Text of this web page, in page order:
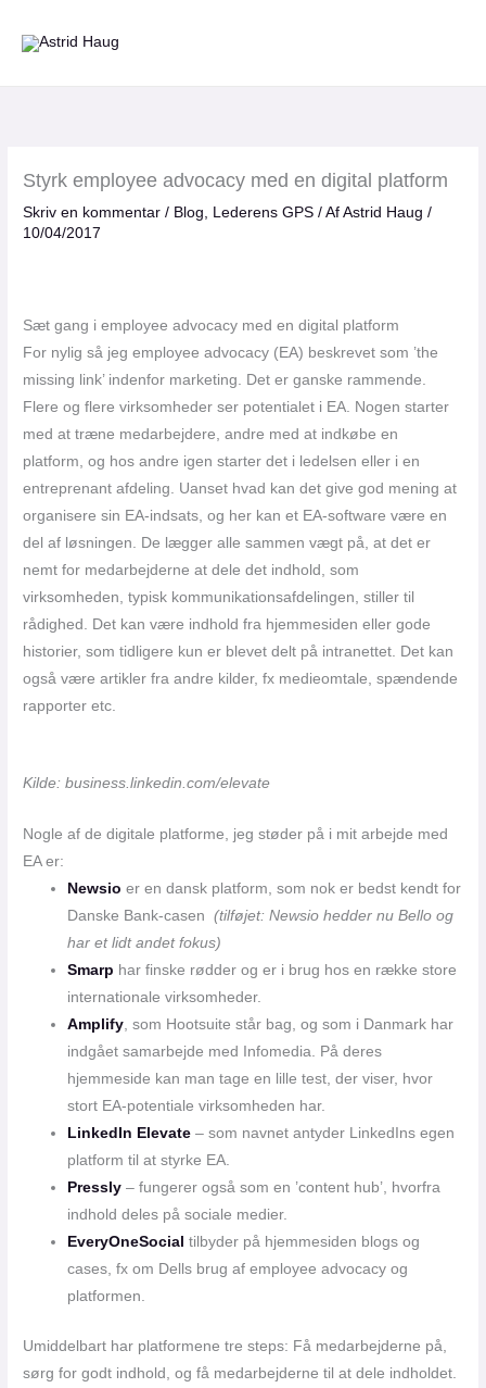
Styrk employee advocacy med en digital platform
Skriv en kommentar / Blog, Lederens GPS / AfAstrid Haug/
10/04/2017
Sæt gang i employee advocacy med en digital platform
For nylig så jeg employee advocacy (EA) beskrevet som ’the
missing link’ indenfor marketing. Det er ganske rammende.
Flere og flere virksomheder ser potentialet i EA. Nogen starter
med at træne medarbejdere, andre med at indkøbe en
platform, og hos andre igen starter det i ledelsen eller i en
entreprenant afdeling. Uanset hvad kan det give god mening at
organisere sin EA-indsats, og her kan et EA-software være en
del af løsningen. De lægger alle sammen vægt på, at det er
nemt for medarbejderne at dele det indhold, som
virksomheden, typisk kommunikationsafdelingen, stiller til
rådighed. Det kan være indhold fra hjemmesiden eller gode
historier, som tidligere kun er blevet delt på intranettet. Det kan
også være artikler fra andre kilder, fx medieomtale, spændende
rapporter etc.
Kilde: business.linkedin.com/elevate
Nogle af de digitale platforme, jeg støder på i mit arbejde med
EA er:
Newsio er en dansk platform, som nok er bedst kendt for
Danske Bank-casen (tilføjet: Newsio hedder nu Bello og
har et lidt andet fokus)
Smarp har finske rødder og er i brug hos en række store
internationale virksomheder.
Amplify, som Hootsuite står bag, og som i Danmark har
indgået samarbejde med Infomedia. På deres
hjemmeside kan man tage en lille test, der viser, hvor
stort EA-potentiale virksomheden har.
LinkedIn Elevate – som navnet antyder LinkedIns egen
platform til at styrke EA.
Pressly – fungerer også som en ’content hub’, hvorfra
indhold deles på sociale medier.
EveryOneSocial tilbyder på hjemmesiden blogs og
cases, fx om Dells brug af employee advocacy og
platformen.
Umiddelbart har platformene tre steps: Få medarbejderne på,
sørg for godt indhold, og få medarbejderne til at dele indholdet.